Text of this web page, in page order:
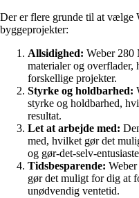
Der er flere grunde til at
byggeprojekter:
Allsidighed: Weber 280
materialer og
forskellige projekter.
Styrke og holdbarhed:
styrke og holdbarhed,
resultat.
Let at arbejde med:
med, hvilket gør det
og gør-det-selv-
Tidsbesparende:
gør det muligt for dig at
unødvendig ventetid.